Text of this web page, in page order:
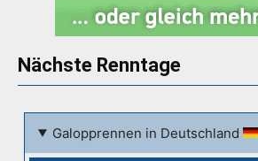
Nächste Renntage
Galopprennen in Deutschland